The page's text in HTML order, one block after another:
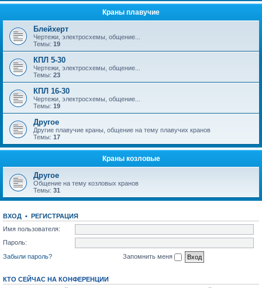
Краны плавучие
Блейхерт
Чертежи, электросхемы, общение...
Темы: 19
КПЛ 5-30
Чертежи, электросхемы, общение...
Темы: 23
КПЛ 16-30
Чертежи, электросхемы, общение...
Темы: 19
Другое
Другие плавучие краны, общение на тему плавучих кранов
Темы: 17
Краны козловые
Другое
Общение на тему козловых кранов
Темы: 31
ВХОД • РЕГИСТРАЦИЯ
Имя пользователя:
Пароль:
Забыли пароль?
Запомнить меня
КТО СЕЙЧАС НА КОНФЕРЕНЦИИ